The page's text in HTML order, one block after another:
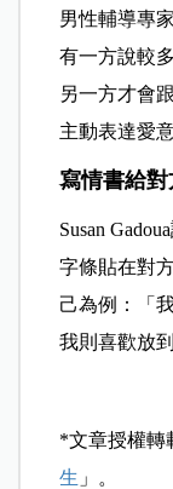
男性輔導專
有一方說較
另一方才會
主動表達愛
寫情書給對
Susan
字條貼在對
己為例：「
我則喜歡放
*文章授權轉
生 」。